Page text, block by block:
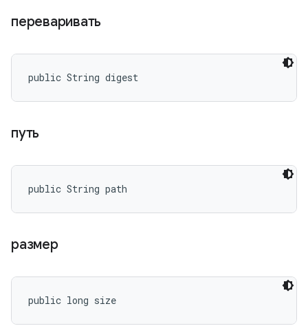
переваривать
public String digest
путь
public String path
размер
public long size